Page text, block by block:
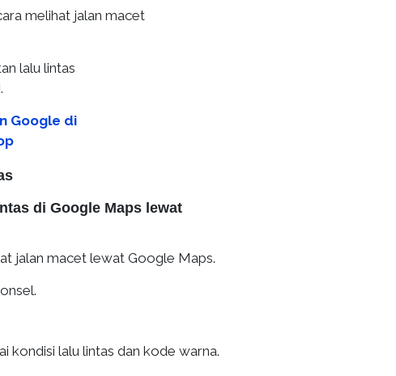
melihat jalan macet
lalu lintas
Google di
di Google Maps lewat
jalan macet lewat Google Maps.
kondisi lalu lintas dan kode warna.